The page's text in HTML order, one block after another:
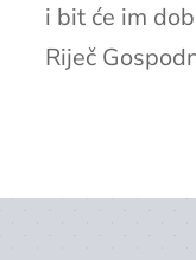
i bit će im
Riječ